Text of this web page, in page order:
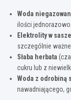
Woda
ilości jednorazowo.
Elektrolity w
szczególnie
Słaba herbata
cukru lub z
Woda z odrobiną
nawadniającego,